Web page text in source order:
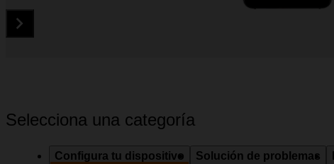
Selecciona una categoría
Configura tu dispositivo Solución de problemas